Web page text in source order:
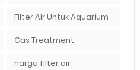
Filter Air Untuk Aquarium
Gas Treatment
harga filter air